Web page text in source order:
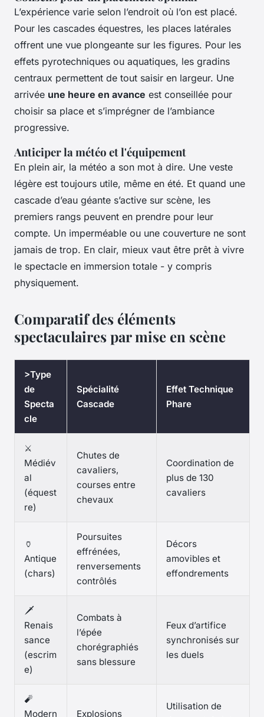
L’expérience varie selon l’endroit où l’on est placé.
Pour les cascades équestres, les places latérales
offrent une vue plongeante sur les figures. Pour les
effets pyrotechniques ou aquatiques, les gradins
centraux permettent de tout saisir en largeur. Une
arrivée une heure en avance est conseillée pour
choisir sa place et s’imprégner de l’ambiance
progressive.
Anticiper la météo et l'équipement
En plein air, la météo a son mot à dire. Une veste
légère est toujours utile, même en été. Et quand une
cascade d’eau géante s’active sur scène, les
premiers rangs peuvent en prendre pour leur
compte. Un imperméable ou une couverture ne sont
jamais de trop. En clair, mieux vaut être prêt à vivre
le spectacle en immersion totale - y compris
physiquement.
Comparatif des éléments
spectaculaires par mise en scène
>Type
de
Specta
cle
Spécialité
Cascade
Effet Technique
Phare
⚔️
Médiév
al
(équest
re)
Chutes de
cavaliers,
courses entre
chevaux
Coordination de
plus de 130
cavaliers
🏺
Antique
(chars)
Poursuites
effrénées,
renversements
contrôlés
Décors
amovibles et
effondrements
🗡️
Renais
sance
(escrim
e)
Combats à
l’épée
chorégraphiés
sans blessure
Feux d’artifice
synchronisés sur
les duels
🧨
Modern
Explosions
Utilisation de